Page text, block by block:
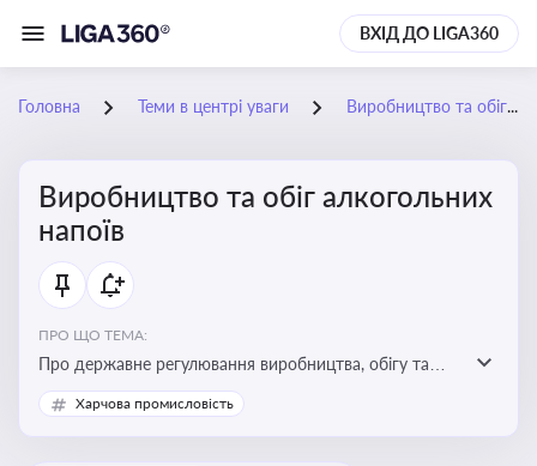
ВХІД ДО LIGA360
Головна Теми в центрі уваги Виробництво та обіг алкогольних напоїв
Виробництво та обіг алкогольних
напоїв
ПРО ЩО ТЕМА:
Про державне регулювання виробництва, обігу та
оподаткування алкогольної продукції, про
ліцензування та правові ризики
Харчова промисловість